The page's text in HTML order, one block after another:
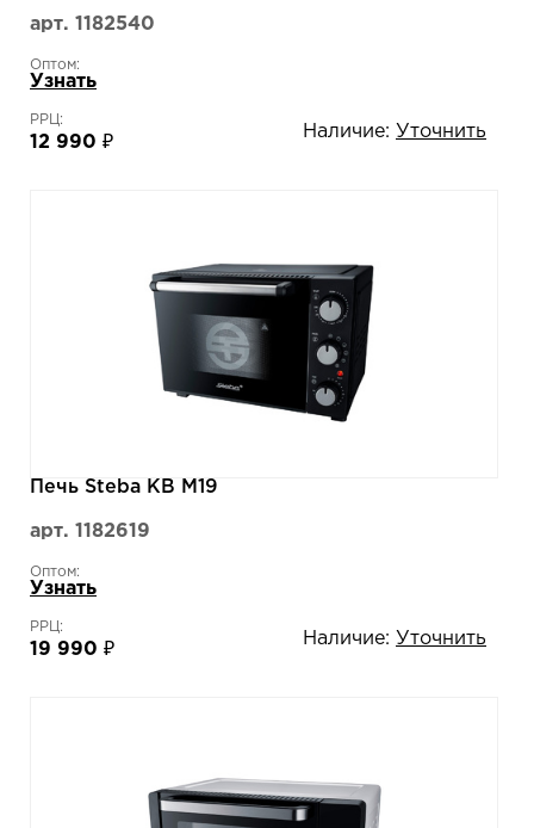
арт. 1182540
Оптом:
Узнать
РРЦ:
12 990 ₽
Наличие: Уточнить
Печь Steba KB M19
арт. 1182619
Оптом:
Узнать
РРЦ:
19 990 ₽
Наличие: Уточнить